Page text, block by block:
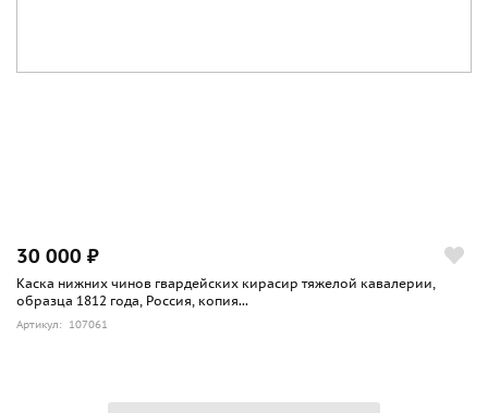
30 000 ₽
Каска нижних чинов гвардейских кирасир тяжелой кавалерии,
образца 1812 года, Россия, копия...
Артикул: 107061